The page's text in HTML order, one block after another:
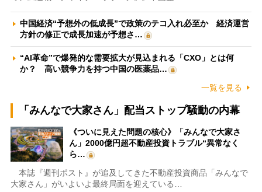
中国経済“予想外の低成長”で政策のテコ入れ必至か 経済運営
方針の修正で成長加速が予想さ…
“AI革命”で爆発的な需要拡大が見込まれる「CXO」とは何
か？ 高い競争力を持つ中国の医薬品…
一覧を見る
「みんなで大家さん」配当ストップ騒動の内幕
《ついに見えた問題の核心》「みんなで大家さ
ん」2000億円超不動産投資トラブル“異常なく
ら…
本誌『週刊ポスト』が追及してきた不動産投資商品「みんなで
大家さん」がいよいよ最終局面を迎えている…